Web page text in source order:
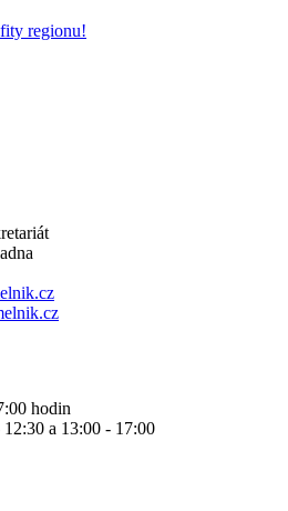
regionu!
hodin
a 13:00 - 17:00